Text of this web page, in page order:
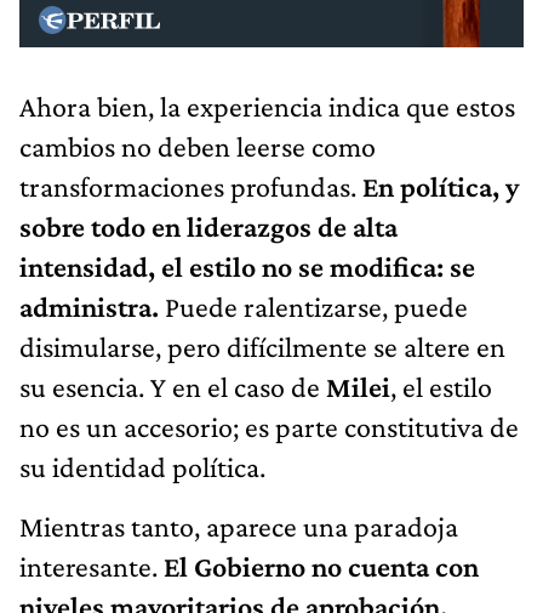
Ahora bien, la experiencia indica que estos
cambios no deben leerse como
transformaciones profundas. En política, y
sobre todo en liderazgos de alta
intensidad, el estilo no se modifica: se
administra. Puede ralentizarse, puede
disimularse, pero difícilmente se altere en
su esencia. Y en el caso de Milei, el estilo
no es un accesorio; es parte constitutiva de
su identidad política.
Mientras tanto, aparece una paradoja
interesante. El Gobierno no cuenta con
niveles mayoritarios de aprobación.